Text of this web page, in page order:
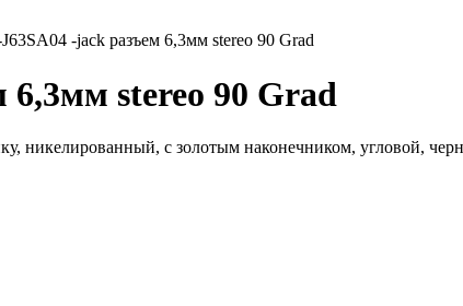
-jack разъем 6,3мм stereo 90 Grad
stereo 90 Grad
никелированный, с золотым наконечником, угловой,